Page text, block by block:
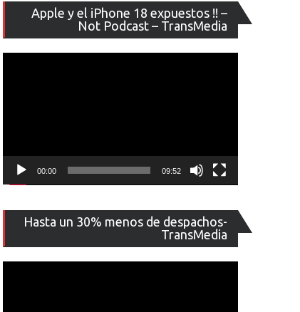
Apple y el iPhone 18 expuestos !! –
Not Podcast – TransMedia
de
vídeo
00:00 09:52
Hasta un 30% menos de despachos-
TransMedia
de
vídeo